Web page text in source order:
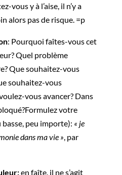
vous y à l’aise, il n’y a
alors pas de risque. =p
: Pourquoi faîtes-vous cet
Quel problème
Que souhaitez-vous
souhaitez-vous
vous avancer? Dans
votre
peu importe): « je
dans ma vie » , par
en faîte, il ne s’agit